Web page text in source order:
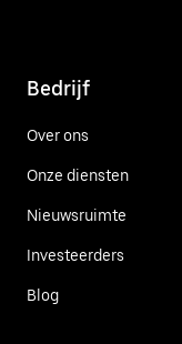
Bedrijf
Over ons
Onze diensten
Nieuwsruimte
Investeerders
Blog